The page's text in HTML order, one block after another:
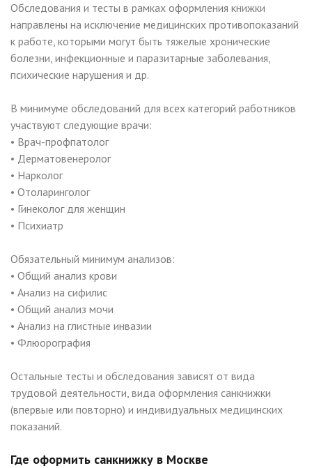
Обследования и тесты в рамках оформления книжки
направлены на исключение медицинских противопоказаний
к работе, которыми могут быть тяжелые хронические
болезни, инфекционные и паразитарные заболевания,
психические нарушения и др.
В минимуме обследований для всех категорий работников
участвуют следующие врачи:
• Врач-профпатолог
• Дерматовенеролог
• Нарколог
• Отоларинголог
• Гинеколог для женщин
• Психиатр
Обязательный минимум анализов:
• Общий анализ крови
• Анализ на сифилис
• Общий анализ мочи
• Анализ на глистные инвазии
• Флюорография
Остальные тесты и обследования зависят от вида
трудовой деятельности, вида оформления санкнижки
(впервые или повторно) и индивидуальных медицинских
показаний.
Где оформить санкнижку в Москве